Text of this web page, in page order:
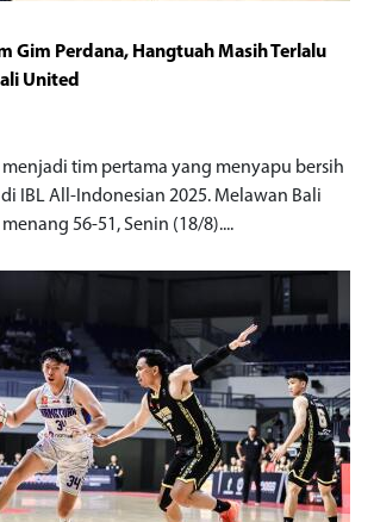
Gim Perdana, Hangtuah Masih Terlalu
United
menjadi tim pertama yang menyapu bersih
IBL All-Indonesian 2025. Melawan Bali
56-51, Senin (18/8)....